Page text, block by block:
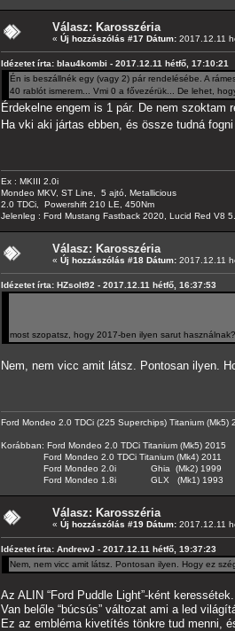
Válasz: Karosszéria
« Új hozzászólás #17 Dátum: 2017.12.11
Idézetet írta: blau4kombi - 2017.12.11 hétfő, 17:10:21
Én is beszállnék egy (vagy 2) pár rendelésébe. A
40 rablót ismerem... Vmi 0 a fővezérük... De lehet,
Érdekelne engem is 1 pár. De nem szoktam
Ha vki aki jártas ebben, és össze tudná
Ex : MKIII 2.0i
Mondeo MKV, ST Line, 5 ajtó, Metallicious
2.0 TDCi, Powershift 210 LE, 450Nm
Jelenleg : Ford Mustang Fastback 2020, Lucid Red V8
Válasz: Karosszéria
« Új hozzászólás #18 Dátum: 2017.12.11
Idézetet írta: HZsolt92 - 2017.12.11 hétfő, 16:37:53
most szopatsz, hogy 2017-ben ilyen sarut
Nem, nem vicc amit látsz. Pontosan ilyen.
Ford Mondeo 2.0 TDCi (225 Superchips) Titanium (Mk5)
Korábban: Ford Mondeo 2.0 TDCi Titanium (Mk5) 2015
Ford Mondeo 2.0 TDCi Titanium (Mk4) 2011
Ford Mondeo 2.0i Ghia (Mk2) 1999
Ford Mondeo 1.8i GLX (Mk1) 1993
Válasz: Karosszéria
« Új hozzászólás #19 Dátum: 2017.12.11
Idézetet írta: AndrewJ - 2017.12.11 hétfő, 19:37:23
Nem, nem vicc amit látsz. Pontosan ilyen. Hogy ez
Az ALIN “Ford Puddle Light”-ként keressétek.
Van belőle “búcsús” változat ami a led
Ez az embléma kivetítés tönkre tud menni,